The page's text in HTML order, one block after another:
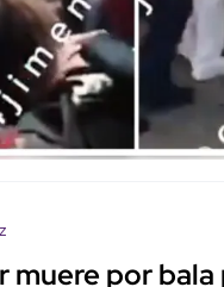
muere por bala